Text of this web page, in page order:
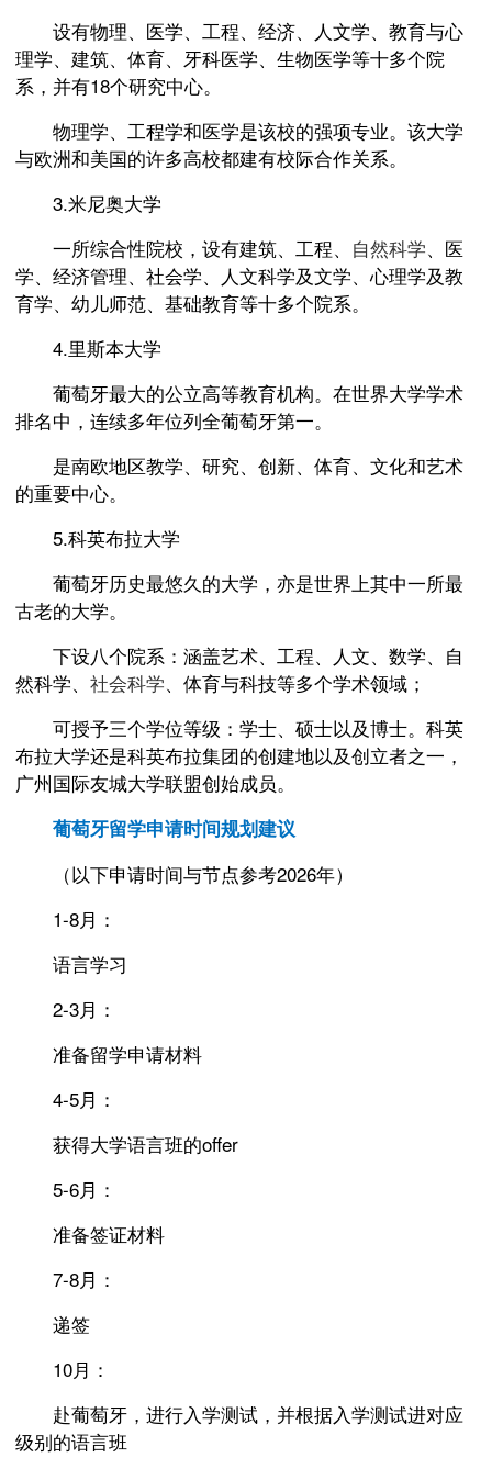
设有物理、医学、工程、经济、人文学、教育与心
理学、建筑、体育、牙科医学、生物医学等十多个院
系，并有18个研究中心。
物理学、工程学和医学是该校的强项专业。该大学
与欧洲和美国的许多高校都建有校际合作关系。
3.米尼奥大学
一所综合性院校，设有建筑、工程、 自然科学、医
学、经济管理、社会学、人文科学及文学、心理学及教
育学、幼儿师范、基础教育等十多个院系。
4.里斯本大学
葡萄牙最大的公立高等教育机构。在世界大学学术
排名中，连续多年位列全葡萄牙第一。
是南欧地区教学、研究、创新、体育、文化和艺术
的重要中心。
5.科英布拉大学
葡萄牙历史最悠久的大学，亦是世界上其中一所最
古老的大学。
下设八个院系：涵盖艺术、工程、人文、数学、自
然科学、 社会科学、体育与科技等多个学术领域；
可授予三个学位等级：学士、硕士以及博士。科英
布拉大学还是科英布拉集团的创建地以及创立者之一，
广州国际友城大学联盟创始成员。
葡萄牙留学申请时间规划建议
（以下申请时间与节点参考2026年）
1-8月：
语言学习
2-3月：
准备留学申请材料
4-5月：
获得大学语言班的offer
5-6月：
准备签证材料
7-8月：
递签
10月：
赴葡萄牙，进行入学测试，并根据入学测试进对应
级别的语言班